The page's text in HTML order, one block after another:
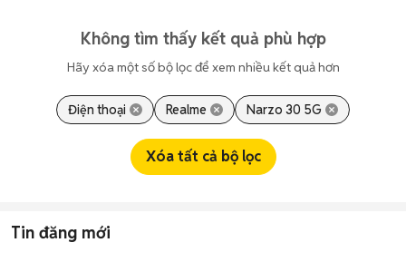
Không tìm thấy kết quả phù hợp
Hãy xóa một số bộ lọc để xem nhiều kết quả hơn
Điện thoại Realme Narzo 30 5G
Xóa tất cả bộ lọc
Tin đăng mới